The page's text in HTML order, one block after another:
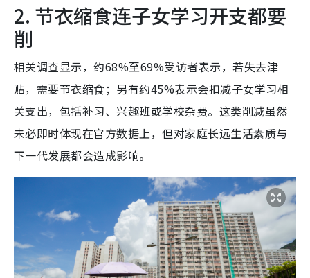
2. 节衣缩食连子女学习开支都要
削
相关调查显示，约68%至69%受访者表示，若失去津
贴，需要节衣缩食；另有约45%表示会扣减子女学习相
关支出，包括补习、兴趣班或学校杂费。这类削减虽然
未必即时体现在官方数据上，但对家庭长远生活素质与
下一代发展都会造成影响。